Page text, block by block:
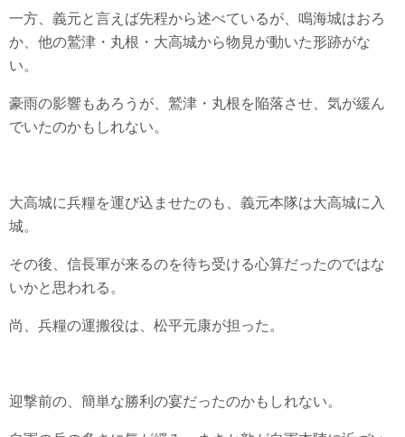
一方、義元と言えば先程から述べているが、鳴海城はおろ
か、他の鷲津・丸根・大高城から物見が動いた形跡がな
い。
豪雨の影響もあろうが、鷲津・丸根を陥落させ、気が緩ん
でいたのかもしれない。
大高城に兵糧を運び込ませたのも、義元本隊は大高城に入
城。
その後、信長軍が来るのを待ち受ける心算だったのではな
いかと思われる。
尚、兵糧の運搬役は、松平元康が担った。
迎撃前の、簡単な勝利の宴だったのかもしれない。